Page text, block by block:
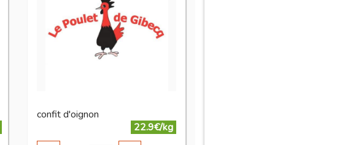
confit d'oignon
22.9€/kg